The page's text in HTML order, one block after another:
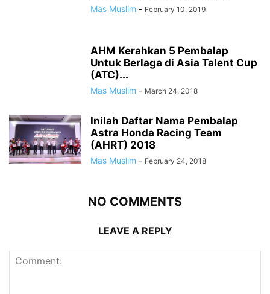
Mas Muslim - February 10, 2019
AHM Kerahkan 5 Pembalap
Untuk Berlaga di Asia Talent Cup
(ATC)...
Mas Muslim - March 24, 2018
Inilah Daftar Nama Pembalap
Astra Honda Racing Team
(AHRT) 2018
Mas Muslim - February 24, 2018
NO COMMENTS
LEAVE A REPLY